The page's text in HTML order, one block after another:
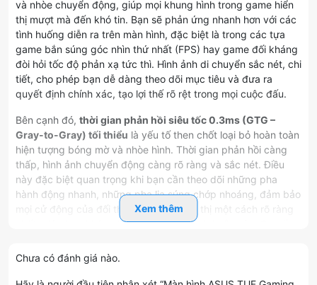
và nhòe chuyển động, giúp mọi khung hình trong game hiển
thị mượt mà đến khó tin. Bạn sẽ phản ứng nhanh hơn với các
tình huống diễn ra trên màn hình, đặc biệt là trong các tựa
game bắn súng góc nhìn thứ nhất (FPS) hay game đối kháng
đòi hỏi tốc độ phản xạ tức thì. Hình ảnh di chuyển sắc nét, chi
tiết, cho phép bạn dễ dàng theo dõi mục tiêu và đưa ra
quyết định chính xác, tạo lợi thế rõ rệt trong mọi cuộc đấu.
Bên cạnh đó, thời gian phản hồi siêu tốc 0.3ms (GTG –
Gray-to-Gray) tối thiểu là yếu tố then chốt loại bỏ hoàn toàn
hiện tượng bóng mờ và nhòe hình. Thời gian phản hồi càng
thấp, hình ảnh chuyển động càng rõ ràng và sắc nét. Điều
này đặc biệt quan trọng khi bạn cần theo dõi những pha
hành động nhanh, những pha lia súng chớp nhoáng, đảm bảo
mọi cử động của đối thủ đều được hiển thị một cách rõ ràng
nhất, giúp bạn không bỏ lỡ bất kỳ khoảnh khắc nào. Sự kết
khí đáng gờm cho game thủ chuyên nghiệp.
2. Chất Lượng Hình Ảnh Tuyệt Hảo: Tấm Nền
Xem thêm
Chưa có đánh giá nào.